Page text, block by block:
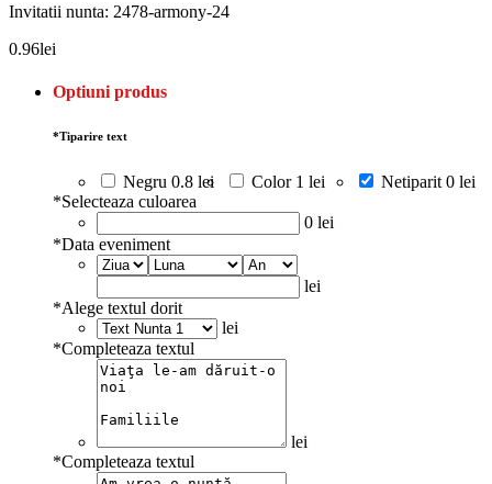
Invitatii nunta: 2478-armony-24
0.96lei
Optiuni produs
*Tiparire text
Negru 0.8 lei Color 1 lei Netiparit 0 lei
*Selecteaza culoarea
0 lei
*Data eveniment
lei
*Alege textul dorit
lei
*Completeaza textul
lei
*Completeaza textul